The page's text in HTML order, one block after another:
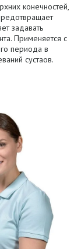
конечностей,
задавать
Применяется с
периода в
сустаов.